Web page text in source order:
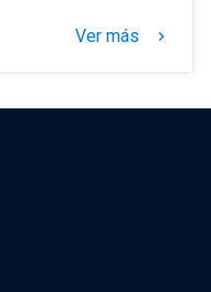
Ver más keyboard_arrow_right